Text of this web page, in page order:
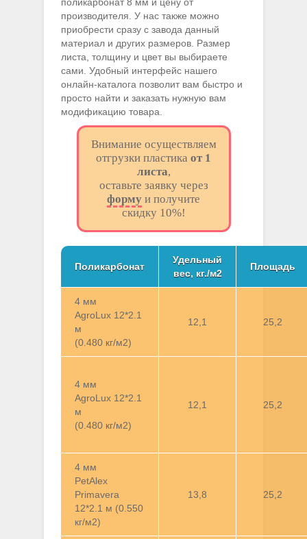
поликарбонат 8 мм и цену от
производителя. У нас также можно
приобрести сразу с завода данный
материал и других размеров. Размер
листа, толщину и цвет вы выбираете
сами. Удобный интерфейс нашего
онлайн-каталога позволит вам быстро и
просто найти и заказать нужную вам
модификацию товара.
Внимание осуществляем
отгрузки пластика от 1
листа,
оставьте заявку через
форму и получите
скидку 10%!
Поликарбонат
Удельный
вес, кг./м2
Площадь
4 мм
AgroLux 12*2.1
м
(0.480 кг/м2)
12,1 25,2
4 мм
AgroLux 12*2.1
м
(0.480 кг/м2)
12,1 25,2
4 мм
PetAlex
Primavera
12*2.1 м (0.550
кг/м2)
13,8 25,2